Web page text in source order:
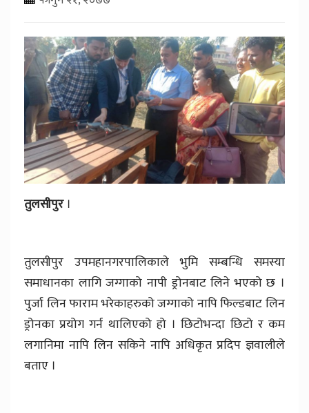
तुलसीपुर।
तुलसीपुर उपमहानगरपालिकाले भुमि सम्बन्धि समस्या
समाधानका लागि जग्गाको नापी ड्रोनबाट लिने भएको छ ।
पुर्जा लिन फाराम भरेकाहरुको जग्गाको नापि फिल्डबाट लिन
ड्रोनका प्रयोग गर्न थालिएको हो । छिटोभन्दा छिटो र कम
लगानिमा नापि लिन सकिने नापि अधिकृत प्रदिप ज्ञवालीले
बताए ।